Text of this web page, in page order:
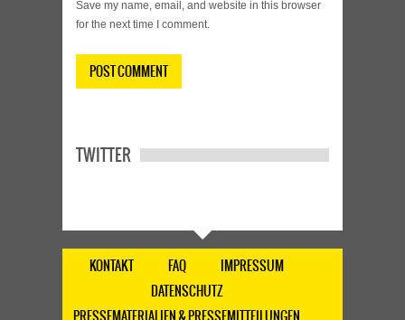
Save my name, email, and website in this browser
for the next time I comment.
TWITTER
KONTAKT FAQ
IMPRESSUM
DATENSCHUTZ